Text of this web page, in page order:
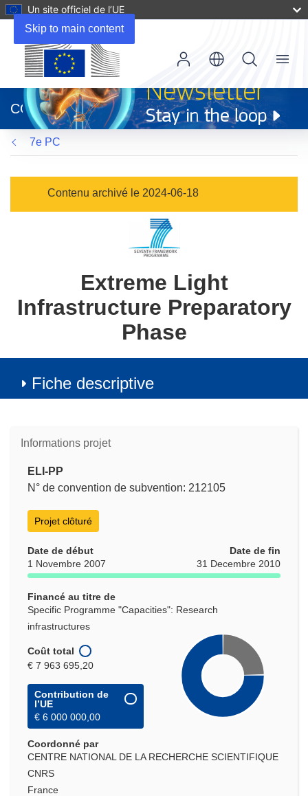
Skip to main content
Un site officiel de l’UE
dans
une
nouvelle
fenêtre)
CORDIS
Menu
7e PC
Contenu archivé le 2024-06-18
Extreme Light
Infrastructure Preparatory
Phase
Fiche descriptive
Informations projet
ELI-PP
N° de convention de subvention: 212105
Projet clôturé
Date de début
1 Novembre 2007
Date de fin
31 Decembre 2010
Financé au titre de
Specific Programme "Capacities": Research
infrastructures
Coût total
€ 7 963 695,20
Contribution de
l’UE
€ 6 000 000,00
Coordonné par
CENTRE NATIONAL DE LA RECHERCHE SCIENTIFIQUE
CNRS
France